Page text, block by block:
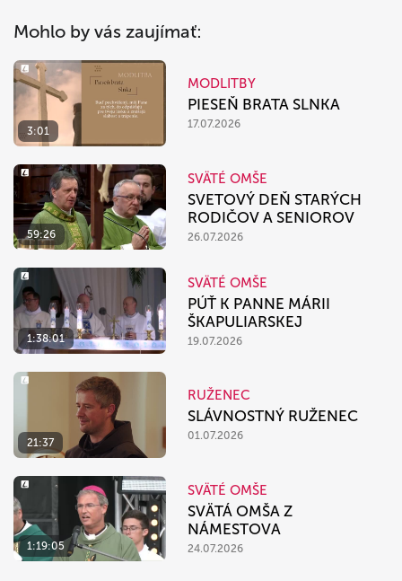
Mohlo by vás zaujímať:
3:01
MODLITBY
PIESEŇ BRATA SLNKA
17.07.2026
59:26
SVÄTÉ OMŠE
SVETOVÝ DEŇ STARÝCH
RODIČOV A SENIOROV
26.07.2026
1:38:01
SVÄTÉ OMŠE
PÚŤ K PANNE MÁRII
ŠKAPULIARSKEJ
19.07.2026
21:37
RUŽENEC
SLÁVNOSTNÝ RUŽENEC
01.07.2026
1:19:05
SVÄTÉ OMŠE
SVÄTÁ OMŠA Z
NÁMESTOVA
24.07.2026